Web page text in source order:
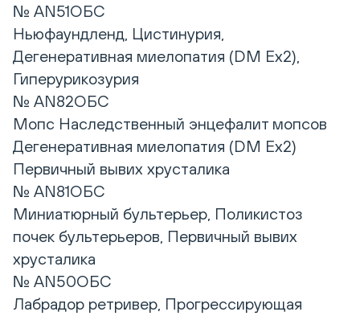
№ AN51ОБС
Ньюфаундленд, Цистинурия,
Дегенеративная миелопатия (DM Ex2),
Гиперурикозурия
№ AN82ОБС
Мопс Наследственный энцефалит мопсов
Дегенеративная миелопатия (DM Ex2)
Первичный вывих хрусталика
№ AN81ОБС
Миниатюрный бультерьер, Поликистоз
почек бультерьеров, Первичный вывих
хрусталика
№ AN50ОБС
Лабрадор ретривер, Прогрессирующая